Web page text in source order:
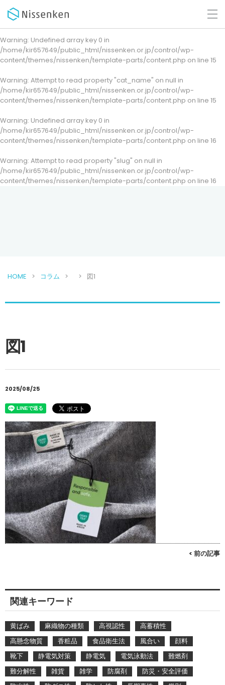
Warning: Undefined array key 0 in
/home/kir657649/public_html/nissenken.or.jp/control/wp-
content/themes/nissenken/template-parts/content.php on line 15
Warning: Attempt to read property "cat_name" on null in
/home/kir657649/public_html/nissenken.or.jp/control/wp-
content/themes/nissenken/template-parts/content.php on line 15
Warning: Undefined array key 0 in
/home/kir657649/public_html/nissenken.or.jp/control/wp-
content/themes/nissenken/template-parts/content.php on line 16
Warning: Attempt to read property "slug" on null in
/home/kir657649/public_html/nissenken.or.jp/control/wp-
content/themes/nissenken/template-parts/content.php on line 16
HOME コラム 図1
図1
2025/08/25
< 前の記事
関連キーワード
黄ばみ 麻織物の種類 高視認性
高蓄積性
高懸念物質
香粧品 食品衛生法 風合い
顔料
靴下
静電気対策 静電気 電気泳動法
難燃剤
難分解性
雑貨 雑学 防腐剤
防災・安全評価